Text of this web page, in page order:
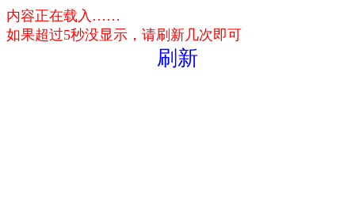
内容正在载入……
如果超过5秒没显示，请刷新几次即可
刷新